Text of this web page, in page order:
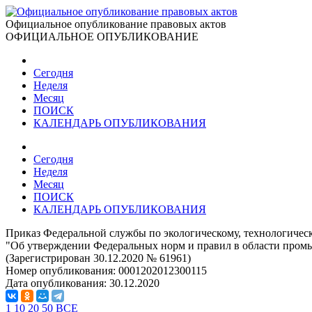
Официальное опубликование правовых актов
ОФИЦИАЛЬНОЕ ОПУБЛИКОВАНИЕ
Сегодня
Неделя
Месяц
ПОИСК
КАЛЕНДАРЬ ОПУБЛИКОВАНИЯ
Сегодня
Неделя
Месяц
ПОИСК
КАЛЕНДАРЬ ОПУБЛИКОВАНИЯ
Приказ Федеральной службы по экологическому,
"Об утверждении Федеральных норм и правил в области
(Зарегистрирован 30.12.2020 № 61961)
Номер опубликования: 0001202012300115
Дата опубликования: 30.12.2020
1 10 20 50 ВСЕ